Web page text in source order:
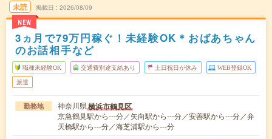
未読
NEW
掲載日 2026/08/09
3ヵ月で79万円稼ぐ！未経験OK＊おばあちゃん
のお話相手など
職種未経験OK 交通費別途支給あり 土日祝日が休み WEB登録OK
派遣
勤務地 神奈川県横浜市鶴見区
京急鶴見駅から---分／矢向駅から---分／安善駅から---分／弁
天橋駅から---分／海芝浦駅から---分